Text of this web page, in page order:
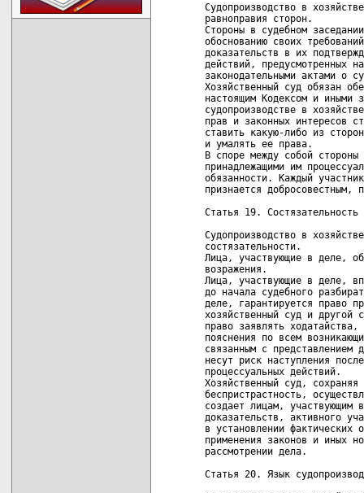
Судопроизводство в
равноправия сторон.
Стороны в судебном
обоснованию своих
доказательств в их
действий, предусмотренных
законодательными актами о
Хозяйственный суд обязан
настоящим Кодексом и иными
судопроизводстве в
прав и законных интересов
ставить какую-либо из
и умалять ее права.
В споре между собой стороны
принадлежащими им
обязанности. Каждый
признается добросовестным,
Статья 19. Состязательность
Судопроизводство в
состязательности.
Лица, участвующие в деле,
возражения.
Лица, участвующие в деле,
до начала судебного
деле, гарантируется право
хозяйственный суд и другой
право заявлять
пояснения по всем
связанным с
несут риск наступления
процессуальных действий.
Хозяйственный суд,
беспристрастность,
создает лицам, участвующим
доказательств, активного
в установлении фактических
применения законов и иных
рассмотрении дела.
Статья 20. Язык